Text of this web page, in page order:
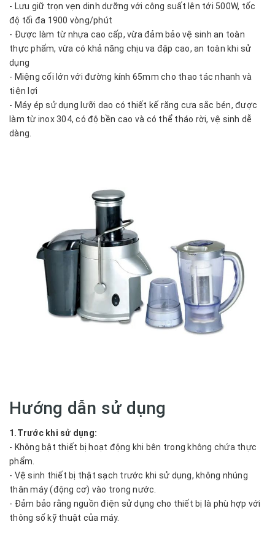
- Lưu giữ trọn vẹn dinh dưỡng với công suất lên tới 500W, tốc
độ tối đa 1900 vòng/phút
- Được làm từ nhựa cao cấp, vừa đảm bảo vệ sinh an toàn
thực phẩm, vừa có khả năng chịu va đập cao, an toàn khi sử
dụng
- Miệng cối lớn với đường kính 65mm cho thao tác nhanh và
tiện lợi
- Máy ép sử dụng lưỡi dao có thiết kế răng cưa sắc bén, được
làm từ inox 304, có độ bền cao và có thể tháo rời, vệ sinh dễ
dàng.
Hướng dẫn sử dụng
1.Trước khi sử dụng:
- Không bật thiết bị hoạt động khi bên trong không chứa thực
phẩm.
- Vệ sinh thiết bị thật sạch trước khi sử dụng, không nhúng
thân máy (động cơ) vào trong nước.
- Đảm bảo rằng nguồn điện sử dụng cho thiết bị là phù hợp với
thông số kỹ thuật của máy.